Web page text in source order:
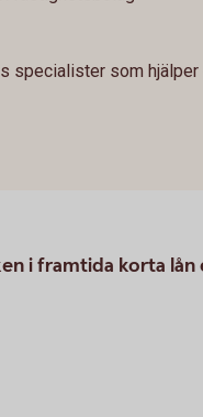
specialister som hjälper
i framtida korta